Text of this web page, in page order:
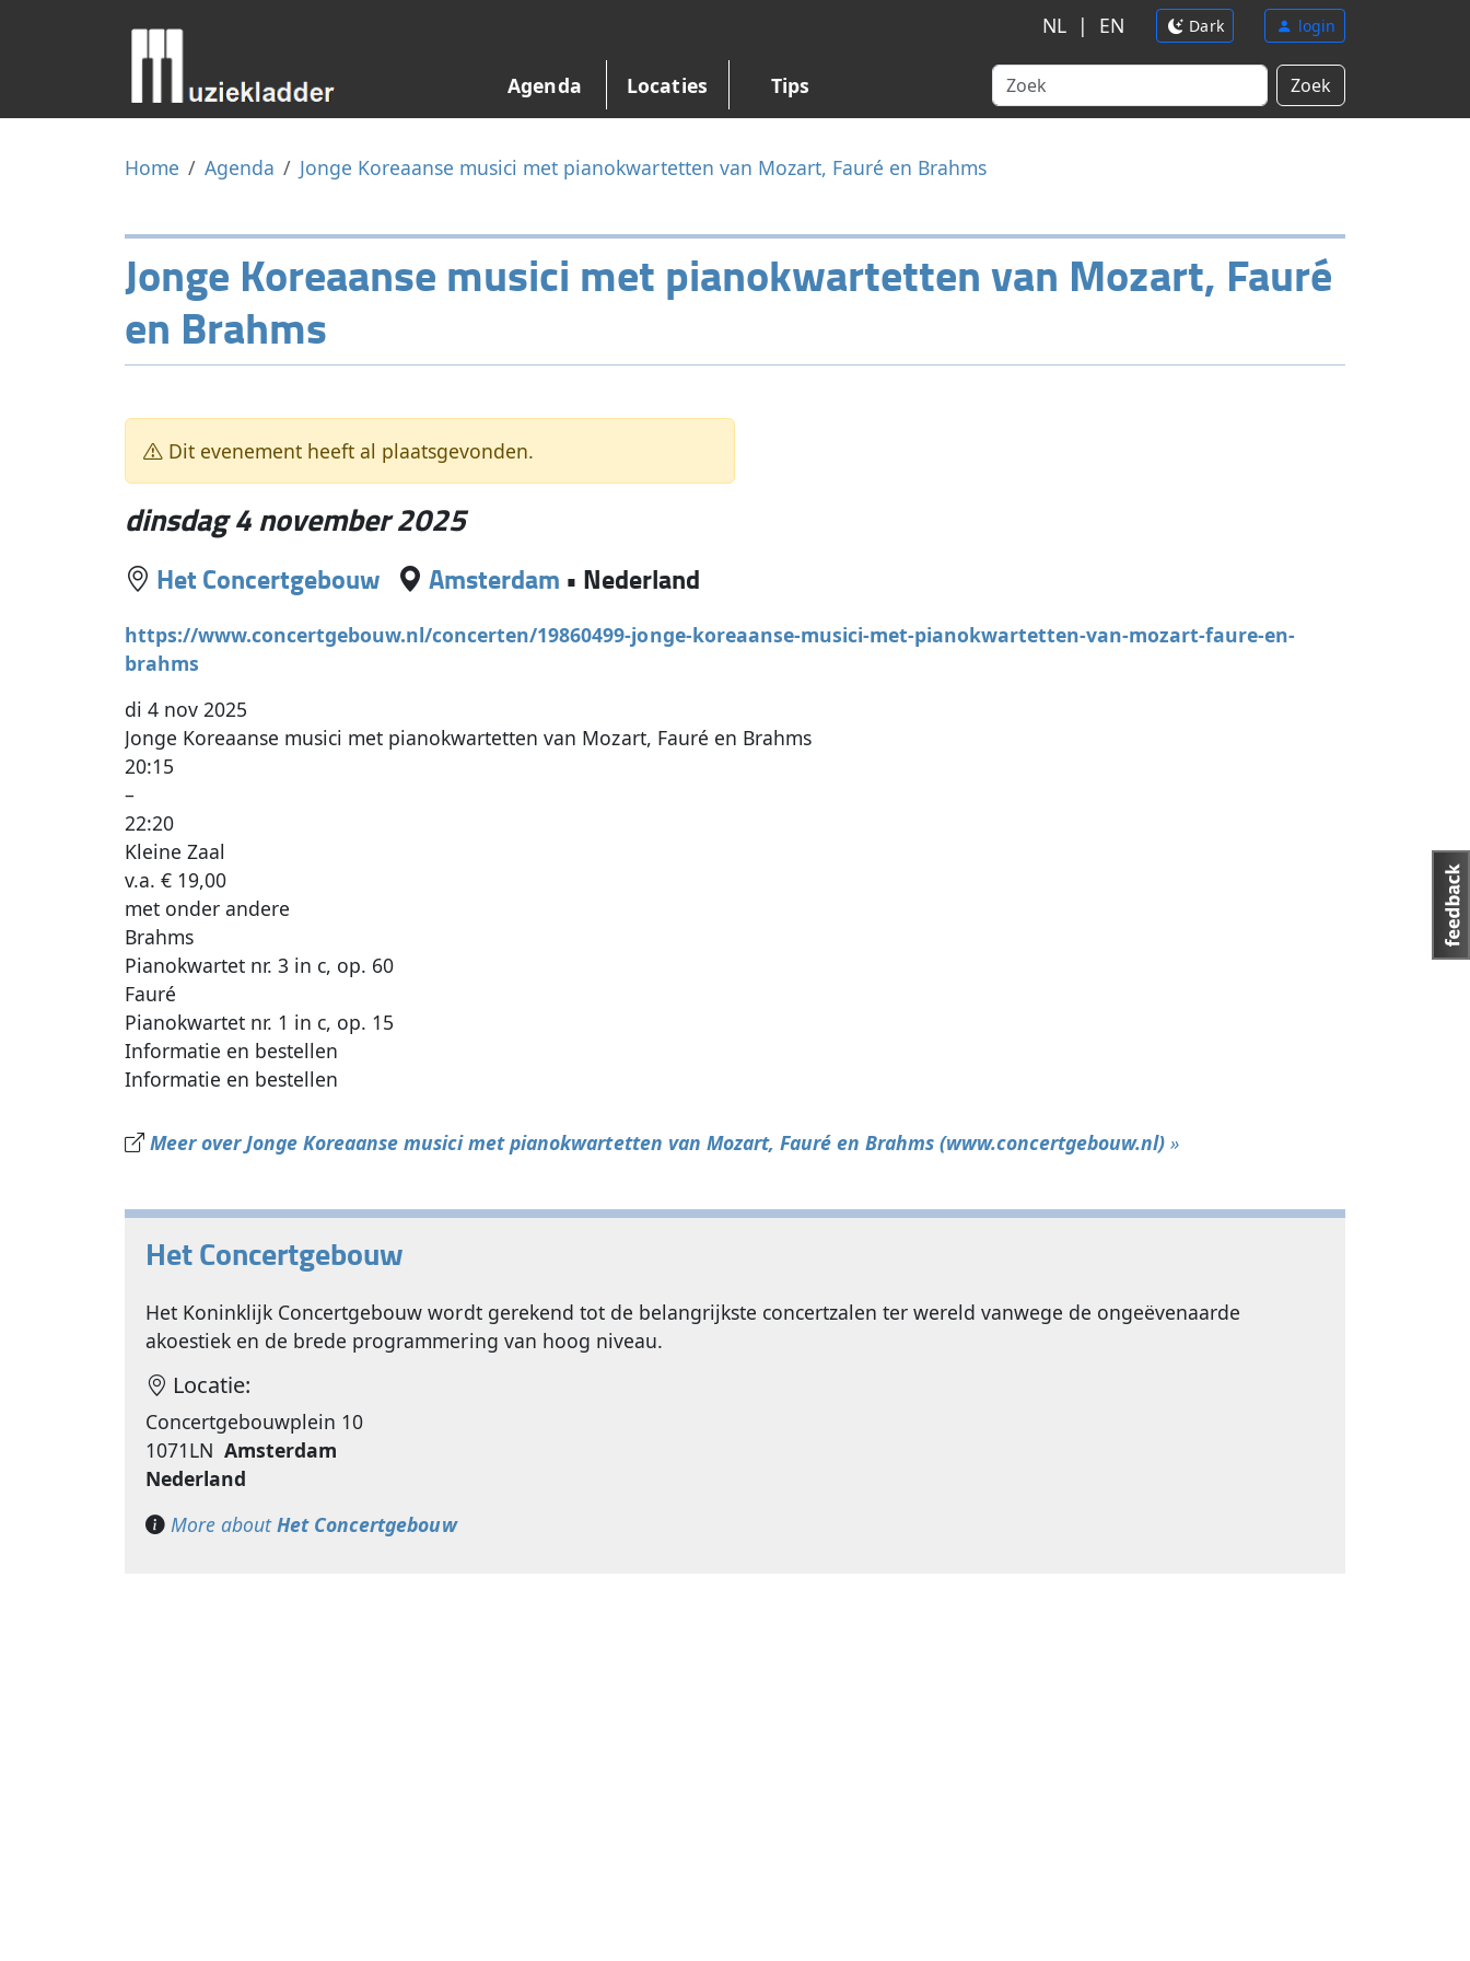
NL | EN Dark login
Agenda Locaties Tips Zoek
Home Agenda Jonge Koreaanse musici met pianokwartetten van Mozart, Fauré en Brahms
Jonge Koreaanse musici met pianokwartetten van Mozart, Fauré
en Brahms
Dit evenement heeft al plaatsgevonden.
dinsdag 4 november 2025
Het Concertgebouw Amsterdam • Nederland
https://www.concertgebouw.nl/concerten/19860499-jonge-koreaanse-musici-met-pianokwartetten-van-mozart-faure-en-
brahms
di 4 nov 2025
Jonge Koreaanse musici met pianokwartetten van Mozart, Fauré en Brahms
20:15
–
22:20
Kleine Zaal
v.a. € 19,00
met onder andere
Brahms
Pianokwartet nr. 3 in c, op. 60
Fauré
Pianokwartet nr. 1 in c, op. 15
Informatie en bestellen
Informatie en bestellen
Meer over Jonge Koreaanse musici met pianokwartetten van Mozart, Fauré en Brahms (www.concertgebouw.nl) »
Het Concertgebouw
Het Koninklijk Concertgebouw wordt gerekend tot de belangrijkste concertzalen ter wereld vanwege de ongeëvenaarde
akoestiek en de brede programmering van hoog niveau.
Locatie:
Concertgebouwplein 10
1071LN Amsterdam
Nederland
More aboutHet Concertgebouw